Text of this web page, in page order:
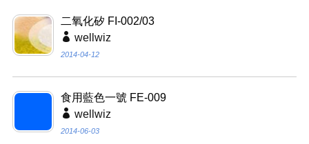
二氧化矽 FI-002/03
wellwiz
2014-04-12
食用藍色一號 FE-009
wellwiz
2014-06-03